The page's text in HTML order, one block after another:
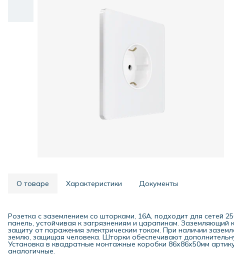
О товаре Характеристики Документы
Розетка с заземлением со шторками, 16А, подходит для сетей
панель, устойчивая к загрязнениям и царапинам. Заземляющий
защиту от поражения электрическим током. При наличии
землю, защищая человека. Шторки обеспечивают
Установка в квадратные монтажные коробки 86х86х50мм
аналогичные.